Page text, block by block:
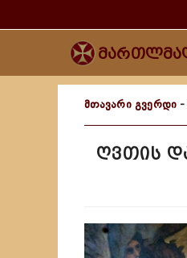
მთავარი გვერდი -
ღვთის